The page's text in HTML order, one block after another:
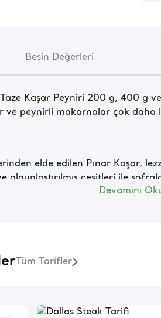
Besin Değerleri
Kaşar Peyniri 200 g, 400 g
ve peynirli makarnalar çok daha
elde edilen Pınar Kaşar,
olgunlaştırılmış çeşitleri ile
özelliği sayesinde sıcak
Kaşar
Taze Kaşar Peyniri 200 G
Devamını
Tüm Tarifler